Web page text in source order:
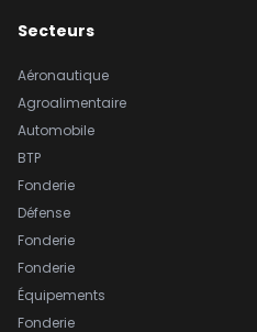
Secteurs
Aéronautique
Agroalimentaire
Automobile
BTP
Fonderie
Défense
Fonderie
Fonderie
Équipements
Fonderie